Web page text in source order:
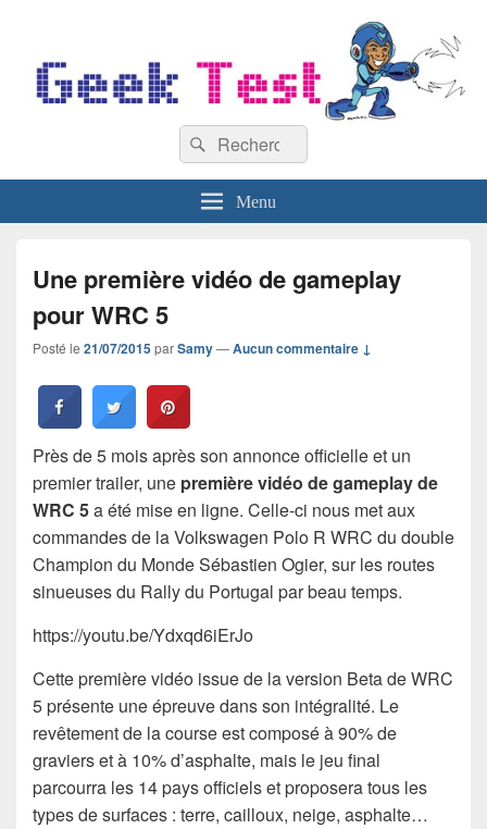
Recherche :
Rechercher
Menu
Une première vidéo de gameplay
pour WRC 5
Posté le 21/07/2015parSamy—Aucun commentaire ↓
Près de 5 mois après son annonce officielle et un
premier trailer, une première vidéo de gameplay de
WRC 5a été mise en ligne. Celle-ci nous met aux
commandes de la Volkswagen Polo R WRC du double
Champion du Monde Sébastien Ogier, sur les routes
sinueuses du Rally du Portugal par beau temps.
https://youtu.be/Ydxqd6iErJo
Cette première vidéo issue de la version Beta de WRC
5 présente une épreuve dans son intégralité. Le
revêtement de la course est composé à 90% de
graviers et à 10% d’asphalte, mais le jeu final
parcourra les 14 pays officiels et proposera tous les
types de surfaces : terre, cailloux, neige, asphalte…